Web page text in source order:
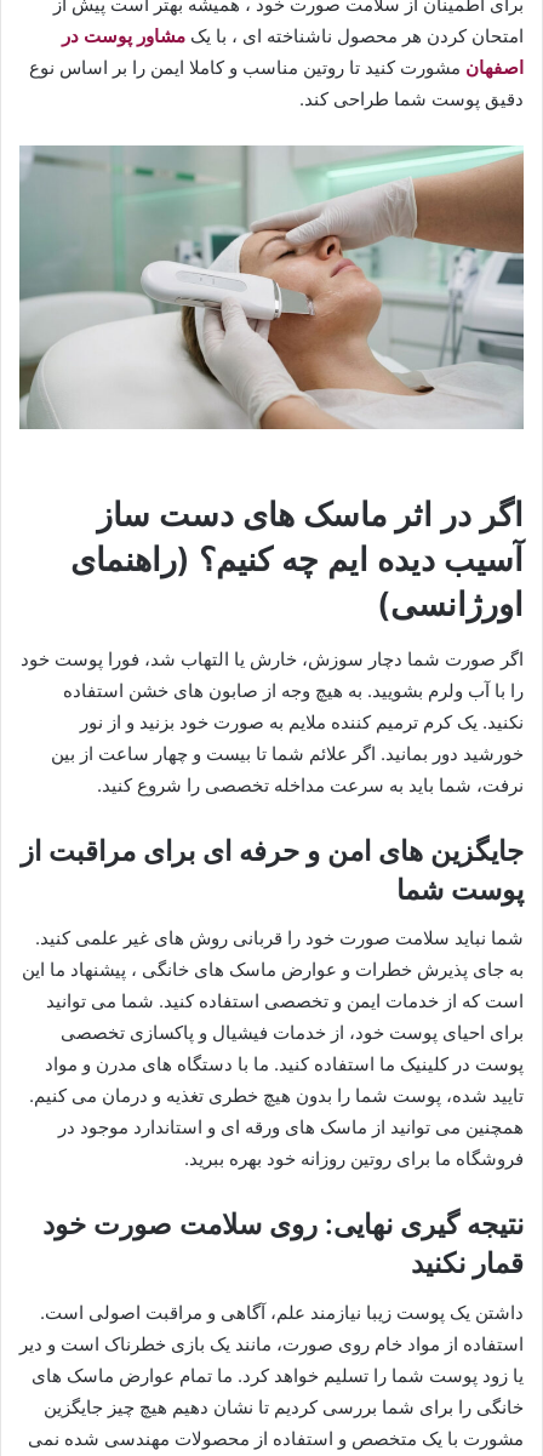
برای اطمینان از سلامت صورت خود ، همیشه بهتر است پیش از
امتحان کردن هر محصول ناشناخته ای ، با یک مشاور پوست در
اصفهان مشورت کنید تا روتین مناسب و کاملا ایمن را بر اساس نوع
دقیق پوست شما طراحی کند.
​اگر در اثر ماسک های دست ساز
آسیب دیده ایم چه کنیم؟ (راهنمای
اورژانسی)
​اگر صورت شما دچار سوزش، خارش یا التهاب شد، فورا پوست خود
را با آب ولرم بشویید. به هیچ وجه از صابون های خشن استفاده
نکنید. یک کرم ترمیم کننده ملایم به صورت خود بزنید و از نور
خورشید دور بمانید. اگر علائم شما تا بیست و چهار ساعت از بین
نرفت، شما باید به سرعت مداخله تخصصی را شروع کنید.
​جایگزین های امن و حرفه ای برای مراقبت از
پوست شما
​شما نباید سلامت صورت خود را قربانی روش های غیر علمی کنید.
به جای پذیرش خطرات و عوارض ماسک های خانگی ، پیشنهاد ما این
است که از خدمات ایمن و تخصصی استفاده کنید. شما می توانید
برای احیای پوست خود، از خدمات فیشیال و پاکسازی تخصصی
پوست در کلینیک ما استفاده کنید. ما با دستگاه های مدرن و مواد
تایید شده، پوست شما را بدون هیچ خطری تغذیه و درمان می کنیم.
همچنین می توانید از ماسک های ورقه ای و استاندارد موجود در
فروشگاه ما برای روتین روزانه خود بهره ببرید.
​نتیجه گیری نهایی: روی سلامت صورت خود
قمار نکنید
​داشتن یک پوست زیبا نیازمند علم، آگاهی و مراقبت اصولی است.
استفاده از مواد خام روی صورت، مانند یک بازی خطرناک است و دیر
یا زود پوست شما را تسلیم خواهد کرد. ما تمام عوارض ماسک های
خانگی را برای شما بررسی کردیم تا نشان دهیم هیچ چیز جایگزین
مشورت با یک متخصص و استفاده از محصولات مهندسی شده نمی